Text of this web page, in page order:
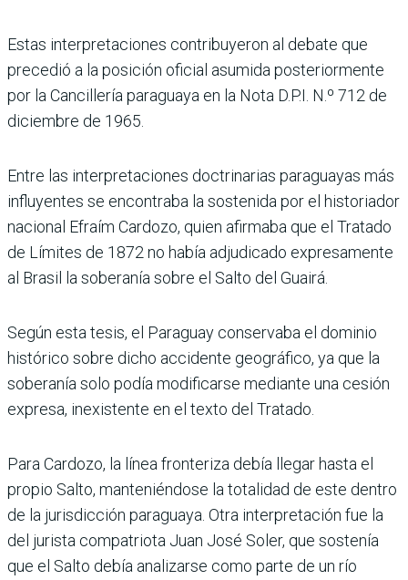
Estas interpretaciones contribuyeron al debate que
precedió a la posición oficial asumida posteriormente
por la Cancillería paraguaya en la Nota D.P.I. N.º 712 de
diciembre de 1965.
Entre las interpretaciones doctrinarias paraguayas más
influyentes se encontraba la sostenida por el historiador
nacional Efraím Cardozo, quien afirmaba que el Tratado
de Límites de 1872 no había adjudicado expresamente
al Brasil la soberanía sobre el Salto del Guairá.
Según esta tesis, el Paraguay conservaba el dominio
histórico sobre dicho accidente geográfico, ya que la
soberanía solo podía modificarse mediante una cesión
expresa, inexistente en el texto del Tratado.
Para Cardozo, la línea fronteriza debía llegar hasta el
propio Salto, manteniéndose la totalidad de este dentro
de la jurisdicción paraguaya. Otra interpretación fue la
del jurista compatriota Juan José Soler, que sostenía
que el Salto debía analizarse como parte de un río